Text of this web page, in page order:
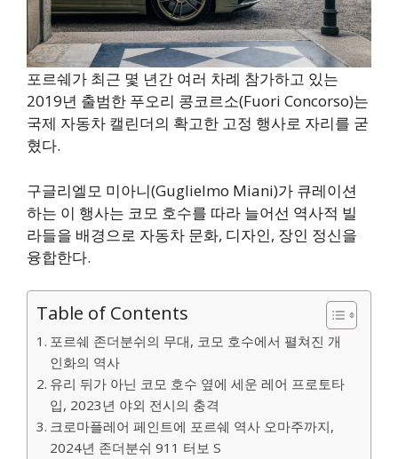
포르쉐가 최근 몇 년간 여러 차례 참가하고 있는
2019년 출범한 푸오리 콩코르소(Fuori Concorso)는
국제 자동차 캘린더의 확고한 고정 행사로 자리를 굳
혔다.
구글리엘모 미아니(Guglielmo Miani)가 큐레이션
하는 이 행사는 코모 호수를 따라 늘어선 역사적 빌
라들을 배경으로 자동차 문화, 디자인, 장인 정신을
융합한다.
Table of Contents
포르쉐 존더분쉬의 무대, 코모 호수에서 펼쳐진 개
인화의 역사
유리 뒤가 아닌 코모 호수 옆에 세운 레어 프로토타
입, 2023년 야외 전시의 충격
크로마플레어 페인트에 포르쉐 역사 오마주까지,
2024년 존더분쉬 911 터보 S